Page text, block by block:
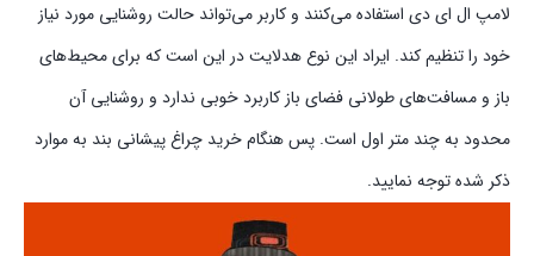
لامپ ال ای دی استفاده می‌کنند و کاربر می‌تواند حالت روشنایی مورد نیاز
خود را تنظیم کند. ایراد این نوع هدلایت در این است که برای محیط‌های
باز و مسافت‌های طولانی فضای باز کاربرد خوبی ندارد و روشنایی آن
محدود به چند متر اول است. پس هنگام خرید چراغ پیشانی بند به موارد
ذکر شده توجه نمایید.